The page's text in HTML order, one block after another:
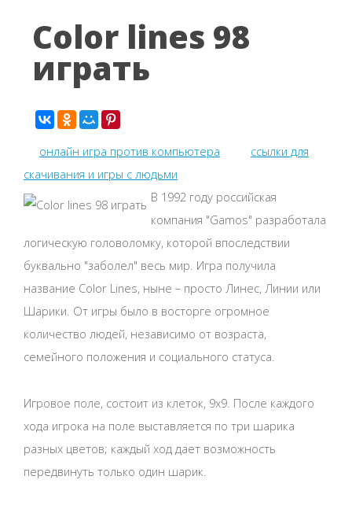
Color lines 98
играть
онлайн игра против компьютера
ссылки для
скачивания и игры с людьми
В 1992 году российская
компания "Gamos" разработала
логическую головоломку, которой впоследствии
буквально "заболел" весь мир. Игра получила
название Color Lines, ныне – просто Линес, Линии или
Шарики. От игры было в восторге огромное
количество людей, независимо от возраста,
семейного положения и социального статуса.
Игровое поле, состоит из клеток, 9х9. После каждого
хода игрока на поле выставляется по три шарика
разных цветов; каждый ход дает возможность
передвинуть только один шарик.